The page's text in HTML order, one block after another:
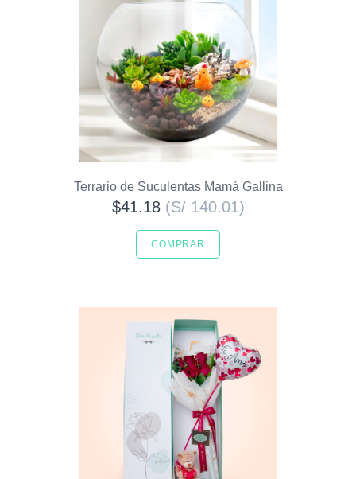
Terrario de Suculentas Mamá Gallina
$41.18 (S/ 140.01)
COMPRAR